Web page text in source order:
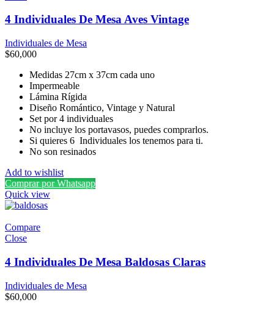
4 Individuales De Mesa Aves Vintage
Individuales de Mesa
$60,000
Medidas 27cm x 37cm cada uno
Impermeable
Lámina Rígida
Diseño Romántico, Vintage y Natural
Set por 4 individuales
No incluye los portavasos, puedes comprarlos.
Si quieres 6 Individuales los tenemos para ti.
No son resinados
Add to wishlist
Comprar por Whatsapp
Quick view
Compare
Close
4 Individuales De Mesa Baldosas Claras
Individuales de Mesa
$60,000